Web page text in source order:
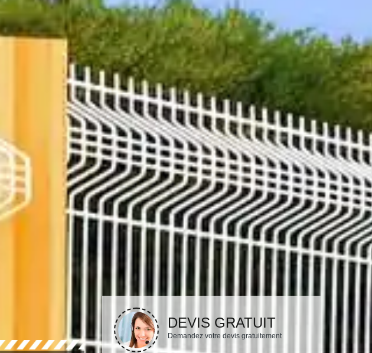
DEVIS GRATUIT
Demandez votre devis gratuitement